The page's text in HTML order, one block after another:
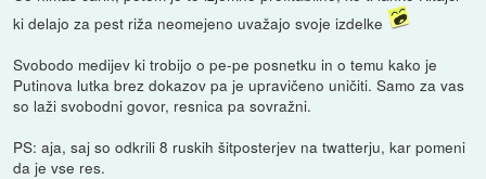
ki delajo za pest riža neomejeno uvažajo svoje izdelke
Svobodo medijev ki trobijo o pe-pe posnetku in o temu kako je
Putinova lutka brez dokazov pa je upravičeno uničiti. Samo za vas
so laži svobodni govor, resnica pa sovražni.
PS: aja, saj so odkrili 8 ruskih šitposterjev na twatterju, kar pomeni
da je vse res.